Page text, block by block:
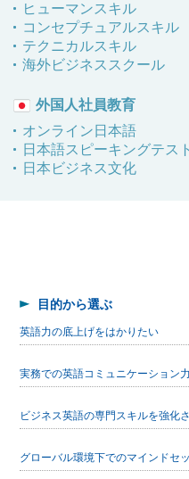
ヒューマンスキル
コンセプチュアルスキル
テクニカルスキル
海外ビジネススクール
外国人社員教育
オンライン日本語
日本語スピーキングテスト
日本ビジネス文化
目的から選ぶ
英語力の底上げをはかりたい
実務での英語コミュニケーション
ビジネス英語の専門スキルを強化
グローバル環境下でのマインドセ